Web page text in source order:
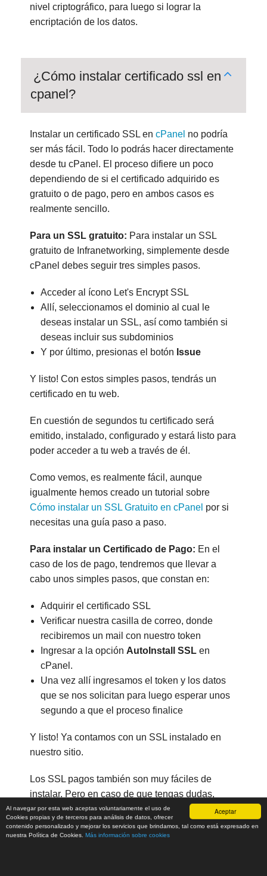
Aceptar
Al navegar por esta web aceptas voluntariamente el uso de
Cookies propias y de terceros para análisis de datos, ofrecer
contenido personalizado y mejorar los servicios que brindamos, tal como está expresado en
nuestra Política de Cookies. Más información sobre cookies
nivel criptográfico, para luego si lograr la
encriptación de los datos.
¿Cómo instalar certificado ssl en
cpanel?
Instalar un certificado SSL en cPanel no podría
ser más fácil. Todo lo podrás hacer directamente
desde tu cPanel. El proceso difiere un poco
dependiendo de si el certificado adquirido es
gratuito o de pago, pero en ambos casos es
realmente sencillo.
Para un SSL gratuito: Para instalar un SSL
gratuito de Infranetworking, simplemente desde
cPanel debes seguir tres simples pasos.
Acceder al ícono Let's Encrypt SSL
Allí, seleccionamos el dominio al cual le
deseas instalar un SSL, así como también si
deseas incluir sus subdominios
Y por último, presionas el botón Issue
Y listo! Con estos simples pasos, tendrás un
certificado en tu web.
En cuestión de segundos tu certificado será
emitido, instalado, configurado y estará listo para
poder acceder a tu web a través de él.
Como vemos, es realmente fácil, aunque
igualmente hemos creado un tutorial sobre
Cómo instalar un SSL Gratuito en cPanel por si
necesitas una guía paso a paso.
Para instalar un Certificado de Pago: En el
caso de los de pago, tendremos que llevar a
cabo unos simples pasos, que constan en:
Adquirir el certificado SSL
Verificar nuestra casilla de correo, donde
recibiremos un mail con nuestro token
Ingresar a la opción AutoInstall SSLen
cPanel.
Una vez allí ingresamos el token y los datos
que se nos solicitan para luego esperar unos
segundo a que el proceso finalice
Y listo! Ya contamos con un SSL instalado en
nuestro sitio.
Los SSL pagos también son muy fáciles de
instalar. Pero en caso de que tengas dudas,
siempre puedes verificar el post que hemos
creado sobreCómo Instalar Certificados Pagos
en cPanel